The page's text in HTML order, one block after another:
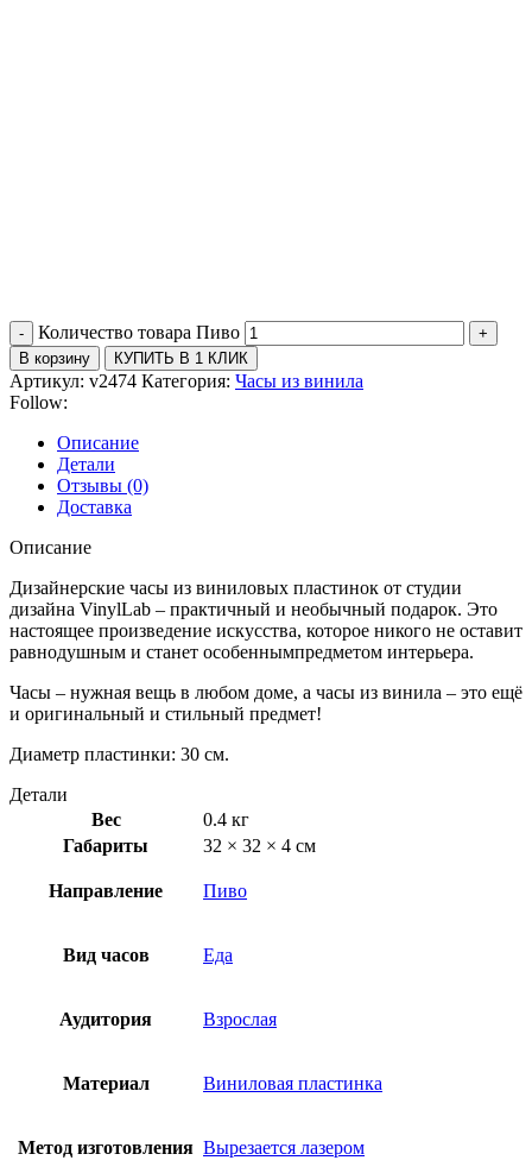
Количество товара Пиво
В корзину КУПИТЬ В 1 КЛИК
Артикул: v2474 Категория: Часы из винила
Follow:
Описание
Детали
Отзывы (0)
Доставка
Описание
Дизайнерские часы из виниловых пластинок от студии
дизайна VinylLab – практичный и необычный подарок. Это
настоящее произведение искусства, которое никого не оставит
равнодушным и станет особеннымпредметом интерьера.
Часы – нужная вещь в любом доме, а часы из винила – это ещё
и оригинальный и стильный предмет!
Диаметр пластинки: 30 см.
Детали
Вес
0.4 кг
Габариты
32 × 32 × 4 см
Направление Пиво
Вид часов Еда
Аудитория Взрослая
Материал Виниловая пластинка
Метод изготовления Вырезается лазером